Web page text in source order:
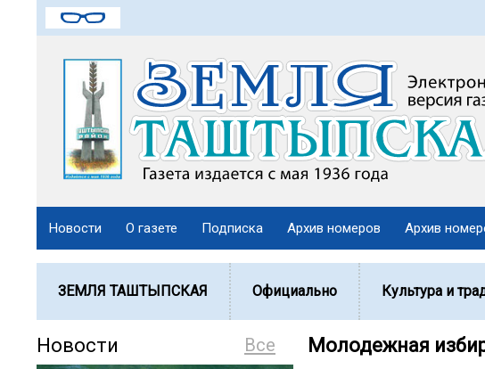
Новости О газете Подписка Архив номеров Архив
ЗЕМЛЯ ТАШТЫПСКАЯ Официально Культура и
Все
Новости Молодежная